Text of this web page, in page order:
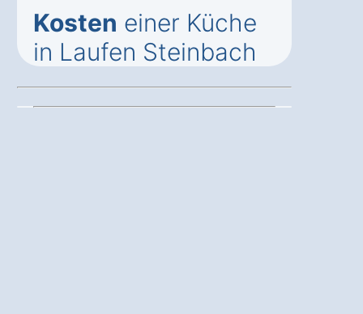
Kosten einer Küche
in Laufen Steinbach